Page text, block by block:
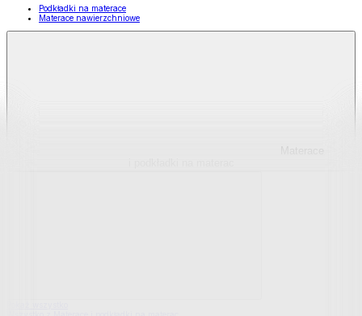
Podkładki na materace
Materace nawierzchniowe